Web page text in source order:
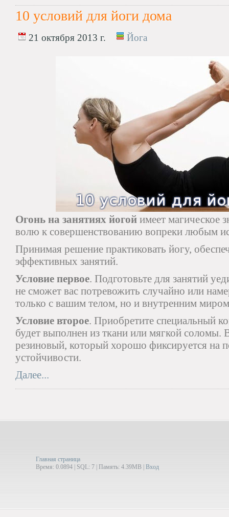
10 условий для йоги дома
21 октября 2013 г. Йога
Огонь на занятиях йогой имеет магическое
волю к совершенствованию вопреки любым
Принимая решение практиковать йогу,
эффективных занятий.
Условие первое. Подготовьте для занятий
не сможет вас потревожить случайно или
только с вашим телом, но и внутренним
Условие второе. Приобретите специальный
будет выполнен из ткани или мягкой соломы.
резиновый, который хорошо фиксируется на
устойчивости.
Далее...
Главная страница
Время: 0.0894 | SQL: 7 | Память: 4.39MB Вход